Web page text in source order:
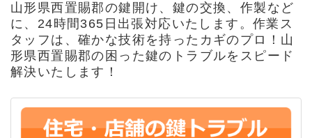
山形県西置賜郡の鍵開け、鍵の交換、作製など
に、24時間365日出張対応いたします。作業ス
タッフは、確かな技術を持ったカギのプロ！山
形県西置賜郡の困った鍵のトラブルをスピード
解決いたします！